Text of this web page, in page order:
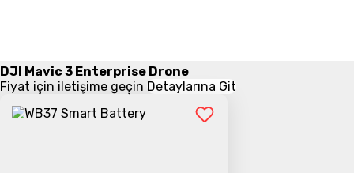
DJI Mavic 3 Enterprise Drone
Fiyat için iletişime geçin Detaylarına Git